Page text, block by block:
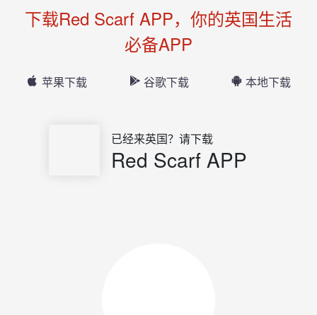
下载Red Scarf APP，你的英国生活
必备APP
苹果下载 谷歌下载 本地下载
已经来英国？请下载
Red Scarf APP